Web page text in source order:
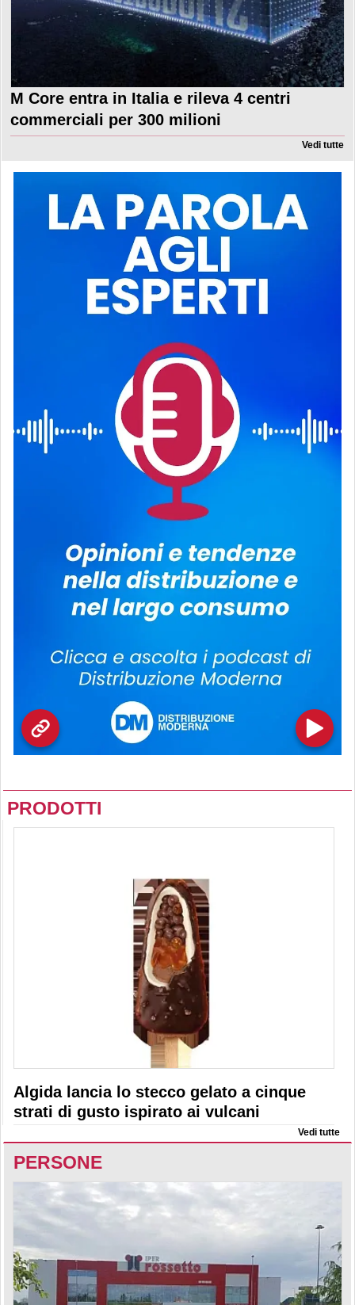
M Core entra in Italia e rileva 4 centri
commerciali per 300 milioni
Vedi tutte
PRODOTTI
Algida lancia lo stecco gelato a cinque
strati di gusto ispirato ai vulcani
Vedi tutte
PERSONE